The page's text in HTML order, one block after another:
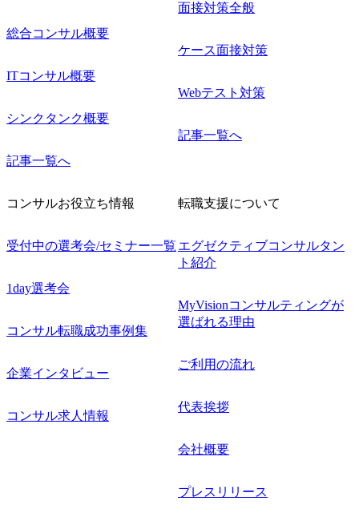
総合コンサル概要
ITコンサル概要
シンクタンク概要
記事一覧へ
面接対策全般
ケース面接対策
Webテスト対策
記事一覧へ
コンサルお役立ち情報
受付中の選考会/セミナー一覧
1day選考会
コンサル転職成功事例集
企業インタビュー
コンサル求人情報
転職支援について
エグゼクティブコンサルタン
ト紹介
MyVisionコンサルティングが
選ばれる理由
ご利用の流れ
代表挨拶
会社概要
プレスリリース